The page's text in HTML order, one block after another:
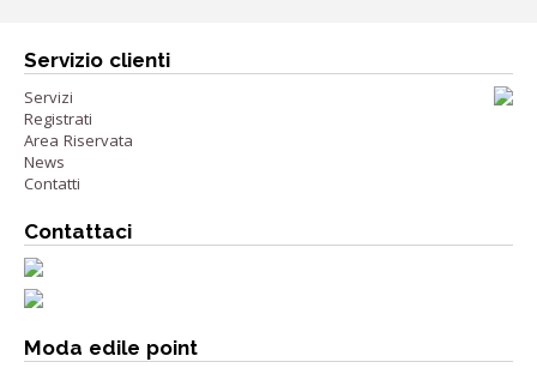
Servizio clienti
Servizi
Registrati
Area Riservata
News
Contatti
Contattaci
Moda edile point